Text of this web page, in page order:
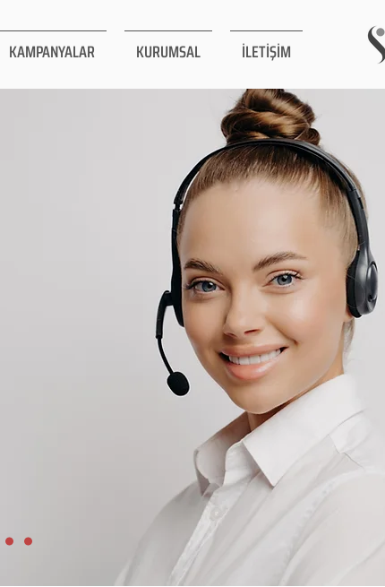
KAMPANYALAR KURUMSAL İLETİŞİM